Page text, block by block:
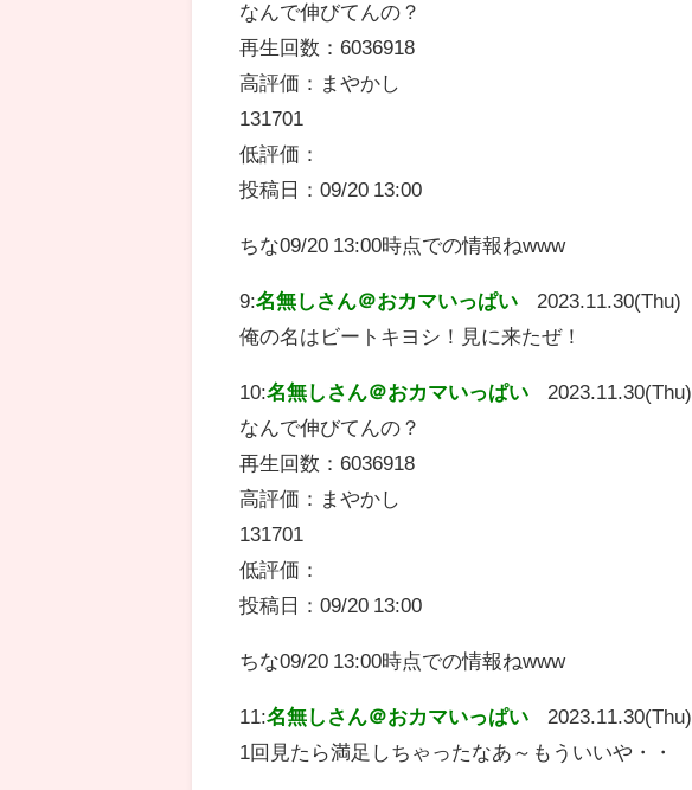
なんで伸びてんの？
再生回数：6036918
高評価：まやかし
131701
低評価：
投稿日：09/20 13:00
ちな09/20 13:00時点での情報ねwww
9:名無しさん＠おカマいっぱい
2023.11.30(Thu)
俺の名はビートキヨシ！見に来たぜ！
10:名無しさん＠おカマいっぱい
2023.11.30(Thu)
なんで伸びてんの？
再生回数：6036918
高評価：まやかし
131701
低評価：
投稿日：09/20 13:00
ちな09/20 13:00時点での情報ねwww
11:名無しさん＠おカマいっぱい
2023.11.30(Thu)
1回見たら満足しちゃったなあ～もういいや・・